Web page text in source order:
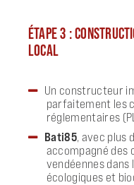
ÉTAPE 3 :
LOCAL
Un constructeur
parfaitement les
réglementaires
Bati85, avec plus
accompagné des
vendéennes
écologiques et